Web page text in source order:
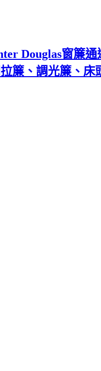
Douglas窗簾
簾、調光簾、床